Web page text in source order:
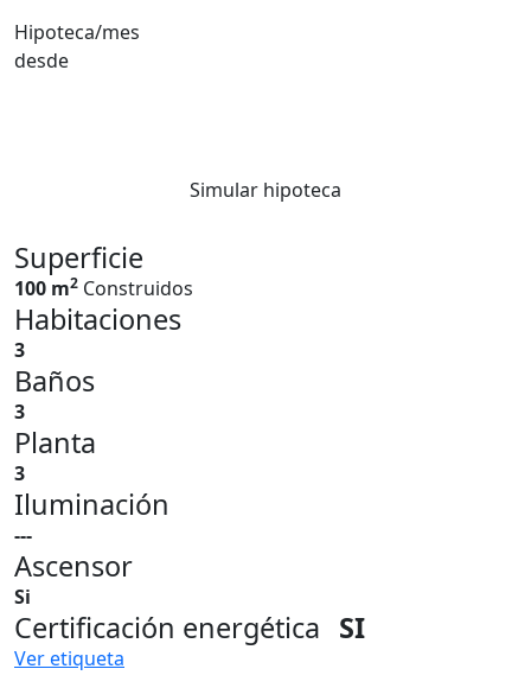
Hipoteca/mes
desde
Simular hipoteca
Superficie
100 m2 Construidos
Habitaciones
3
Baños
3
Planta
3
Iluminación
---
Ascensor
Si
Certificación energética SI
Ver etiqueta